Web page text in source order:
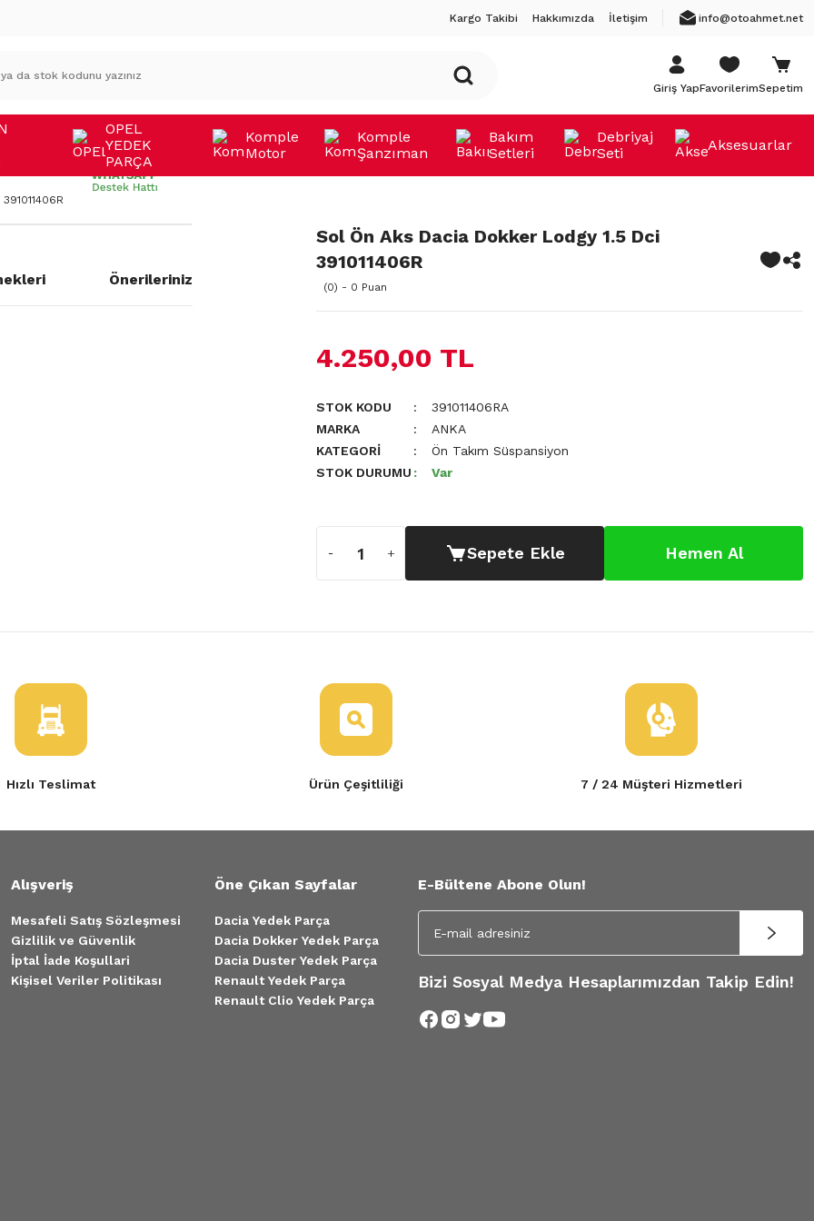
Kargo Takibi Hakkımızda İletişim info@otoahmet.net
Giriş YapFavorilerimSepetim
OPEL
YEDEK
PARÇA
Komple
Motor
Komple
Şanzıman
Bakım
Setleri
Debriyaj
Seti
Aksesuarlar
Önerileriniz
Sol Ön Aks Dacia Dokker Lodgy 1.5 Dci
391011406R
(0) - 0 Puan
4.250,00 TL
STOK KODU
391011406RA
MARKA
ANKA
KATEGORI
Ön Takım Süspansiyon
STOK DURUMU
Var
Sepete Ekle Hemen Al
Hızlı Teslimat Ürün Çeşitliliği 7 / 24 Müşteri Hizmetleri
Alışveriş
Mesafeli Satış Sözleşmesi
Gizlilik ve Güvenlik
İptal İade Koşullari
Kişisel Veriler Politikası
Öne Çıkan Sayfalar
Dacia Yedek Parça
Dacia Dokker Yedek Parça
Dacia Duster Yedek Parça
Renault Yedek Parça
Renault Clio Yedek Parça
E-Bültene Abone Olun!
Bizi Sosyal Medya Hesaplarımızdan Takip Edin!